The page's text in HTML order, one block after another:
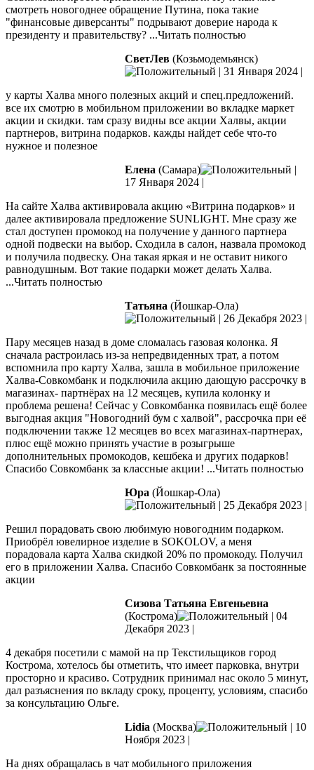
смотреть новогоднее обращение Путина, пока такие
"финансовые диверсанты" подрывают доверие народа к
президенту и правительству? ...Читать полностью
СветЛев (Козьмодемьянск)
| 31 Января 2024 |
у карты Халва много полезных акций и спец.предложений.
все их смотрю в мобильном приложении во вкладке маркет
акции и скидки. там сразу видны все акции Халвы, акции
партнеров, витрина подарков. кажды найдет себе что-то
нужное и полезное
Елена (Самара)
|
17 Января 2024 |
На сайте Халва активировала акцию «Витрина подарков» и
далее активировала предложение SUNLIGHT. Мне сразу же
стал доступен промокод на получение у данного партнера
одной подвески на выбор. Сходила в салон, назвала промокод
и получила подвеску. Она такая яркая и не оставит никого
равнодушным. Вот такие подарки может делать Халва.
...Читать полностью
Татьяна (Йошкар-Ола)
| 26 Декабря 2023 |
Пару месяцев назад в доме сломалась газовая колонка. Я
сначала растроилась из-за непредвиденных трат, а потом
вспомнила про карту Халва, зашла в мобильное приложение
Халва-Совкомбанк и подключила акцию дающую рассрочку в
магазинах- партнёрах на 12 месяцев, купила колонку и
проблема решена! Сейчас у Совкомбанка появилась ещё более
выгодная акция "Новогодний бум с халвой", рассрочка при её
подключении также 12 месяцев во всех магазинах-партнерах,
плюс ещё можно принять участие в розыгрыше
дополнительных промокодов, кешбека и других подарков!
Спасибо Совкомбанк за классные акции! ...Читать полностью
Юра (Йошкар-Ола)
| 25 Декабря 2023 |
Решил порадовать свою любимую новогодним подарком.
Приобрёл ювелирное изделие в SOKOLOV, а меня
порадовала карта Халва скидкой 20% по промокоду. Получил
его в приложении Халва. Спасибо Совкомбанк за постоянные
акции
Сизова Татьяна Евгеньевна
(Кострома)
| 04
Декабря 2023 |
4 декабря посетили с мамой на пр Текстильщиков город
Кострома, хотелось бы отметить, что имеет парковка, внутри
просторно и красиво. Сотрудник принимал нас около 5 минут,
дал разъяснения по вкладу сроку, проценту, условиям, спасибо
за консультацию Ольге.
Lidia (Москва) | 10
Ноября 2023 |
На днях обращалась в чат мобильного приложения